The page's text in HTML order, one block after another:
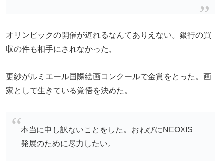
オリンピックの開催が遅れるなんてありえない。銀行の買
収の件も相手にされなかった。
更紗がルミエール国際絵画コンクールで金賞をとった。画
家として生きている覚悟を決めた。
本当に申し訳ないことをした。おわびにNEOXIS
発展のために尽力したい。